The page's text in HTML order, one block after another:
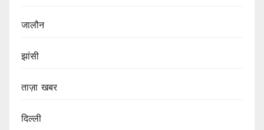
जालौन
झांसी
ताज़ा खबर
दिल्ली